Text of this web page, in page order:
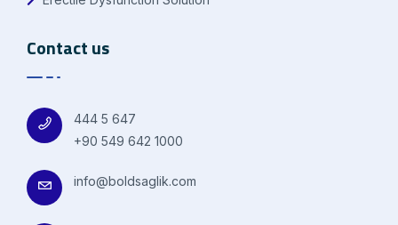
Contact us
444 5 647
+90 549 642 1000
info@boldsaglik.com